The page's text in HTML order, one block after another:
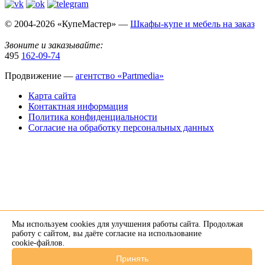
© 2004-2026 «КупеМастер» — Шкафы-купе и мебель на заказ
Звоните и заказывайте:
495 162-09-74
Продвижение — агентство «Partmedia»
Карта сайта
Контактная информация
Политика конфиденциальности
Согласие на обработку персональных данных
Напишите нам в Telegram
Мы используем cookies для улучшения работы сайта. Продолжая
работу с сайтом, вы даёте согласие на использование
cookie-файлов.
Принять